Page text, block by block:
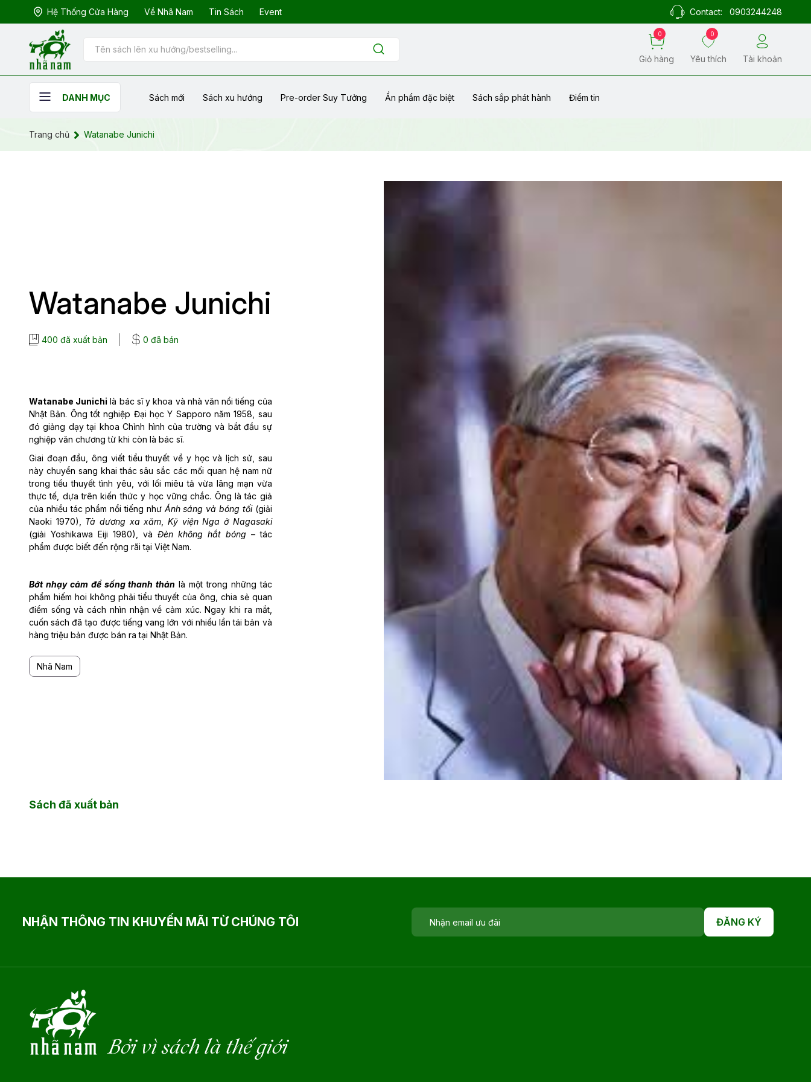
Hệ Thống Cửa Hàng Về Nhã Nam Tin Sách Event Contact: 0903244248
0
Giỏ hàng
0
Yêu thích Tài khoản
DANH MỤC Sách mới Sách xu hướng Pre-order Suy Tưởng Ẩn phẩm đặc biệt Sách sắp phát hành Điểm tin
Trang chủ Watanabe Junichi
Watanabe Junichi
400 đã xuất bản 0 đã bán
Watanabe Junichi là bác sĩ y khoa và nhà văn nổi tiếng của
Nhật Bản. Ông tốt nghiệp Đại học Y Sapporo năm 1958, sau
đó giảng dạy tại khoa Chỉnh hình của trường và bắt đầu sự
nghiệp văn chương từ khi còn là bác sĩ.
Giai đoạn đầu, ông viết tiểu thuyết về y học và lịch sử, sau
này chuyển sang khai thác sâu sắc các mối quan hệ nam nữ
trong tiểu thuyết tình yêu, với lối miêu tả vừa lãng mạn vừa
thực tế, dựa trên kiến thức y học vững chắc. Ông là tác giả
của nhiều tác phẩm nổi tiếng như Ánh sáng và bóng tối(giải
Naoki 1970), Tà dương xa xăm ,Kỹ viện Nga ở Nagasaki
(giải Yoshikawa Eiji 1980), và Đèn không hắt bóng – tác
phẩm được biết đến rộng rãi tại Việt Nam.
Bớt nhạy cảm để sống thanh thản là một trong những tác
phẩm hiếm hoi không phải tiểu thuyết của ông, chia sẻ quan
điểm sống và cách nhìn nhận về cảm xúc. Ngay khi ra mắt,
cuốn sách đã tạo được tiếng vang lớn với nhiều lần tái bản và
hàng triệu bản được bán ra tại Nhật Bản.
Nhã Nam
Sách đã xuất bản
NHẬN THÔNG TIN KHUYẾN MÃI TỪ CHÚNG TÔI ĐĂNG KÝ
Bởi vì sách là thế giới